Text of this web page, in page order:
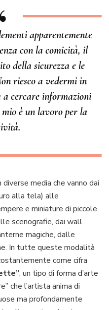
apparentemente
con la comicità, il
della sicurezza e le
riesco a vedermi in
cercare informazioni
è un lavoro per la
.
media che vanno dai
alla tela) alle
e miniature di piccole
scenografie, dai wall
magiche, dalle
In tutte queste modalità
come cifra
, un tipo di forma d’arte
che l’artista anima di
ma profondamente